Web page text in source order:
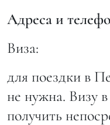
Адреса и
Виза:
для поездки в
не нужна. Визу
получить